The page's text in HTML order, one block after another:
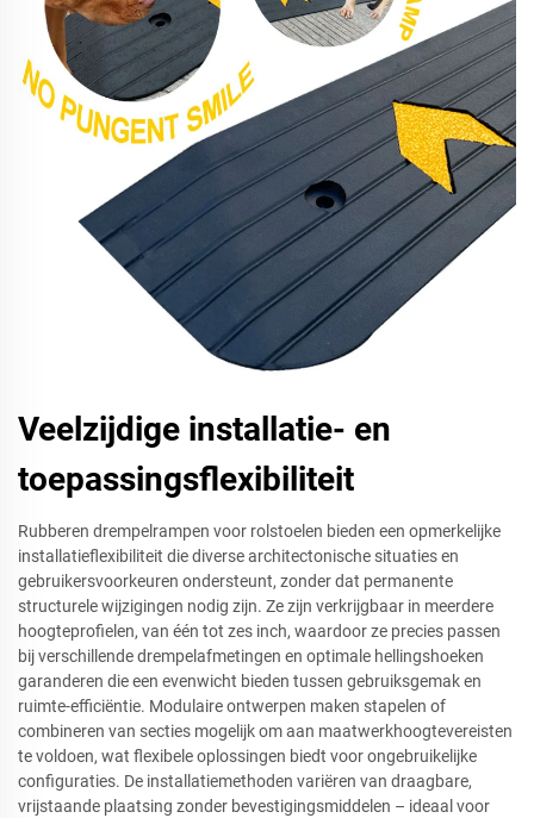
Veelzijdige installatie- en
toepassingsflexibiliteit
Rubberen drempelrampen voor rolstoelen bieden een opmerkelijke
installatieflexibiliteit die diverse architectonische situaties en
gebruikersvoorkeuren ondersteunt, zonder dat permanente
structurele wijzigingen nodig zijn. Ze zijn verkrijgbaar in meerdere
hoogteprofielen, van één tot zes inch, waardoor ze precies passen
bij verschillende drempelafmetingen en optimale hellingshoeken
garanderen die een evenwicht bieden tussen gebruiksgemak en
ruimte-efficiëntie. Modulaire ontwerpen maken stapelen of
combineren van secties mogelijk om aan maatwerkhoogtevereisten
te voldoen, wat flexibele oplossingen biedt voor ongebruikelijke
configuraties. De installatiemethoden variëren van draagbare,
vrijstaande plaatsing zonder bevestigingsmiddelen – ideaal voor